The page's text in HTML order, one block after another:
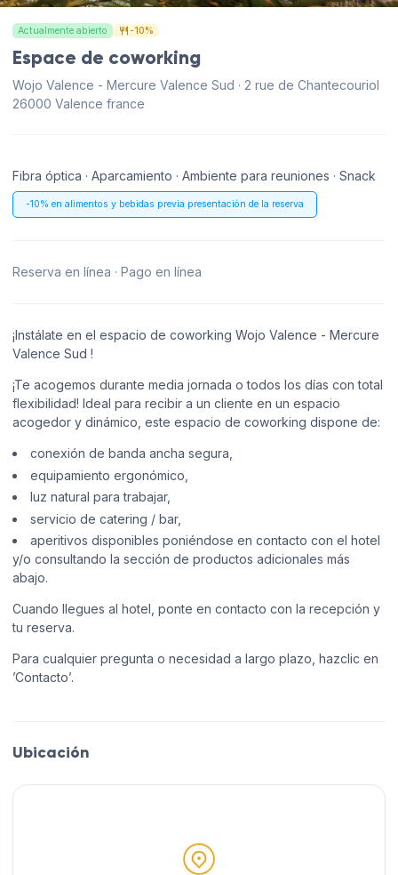
Actualmente abierto -10%
Espace de coworking
Wojo Valence - Mercure Valence Sud · 2 rue de Chantecouriol
26000 Valence france
Fibra óptica · Aparcamiento · Ambiente para reuniones · Snack
-10% en alimentos y bebidas previa presentación de la reserva
Reserva en línea · Pago en línea
¡Instálate en el espacio de coworking Wojo Valence - Mercure
Valence Sud !
¡Te acogemos durante media jornada o todos los días con total
flexibilidad! Ideal para recibir a un cliente en un espacio
acogedor y dinámico, este espacio de coworking dispone de:
conexión de banda ancha segura,
equipamiento ergonómico,
luz natural para trabajar,
servicio de catering / bar,
aperitivos disponibles poniéndose en contacto con el hotel
y/o consultando la sección de productos adicionales más
abajo.
Cuando llegues al hotel, ponte en contacto con la recepción y
tu reserva.
Para cualquier pregunta o necesidad a largo plazo, hazclic en
’Contacto’.
Ubicación